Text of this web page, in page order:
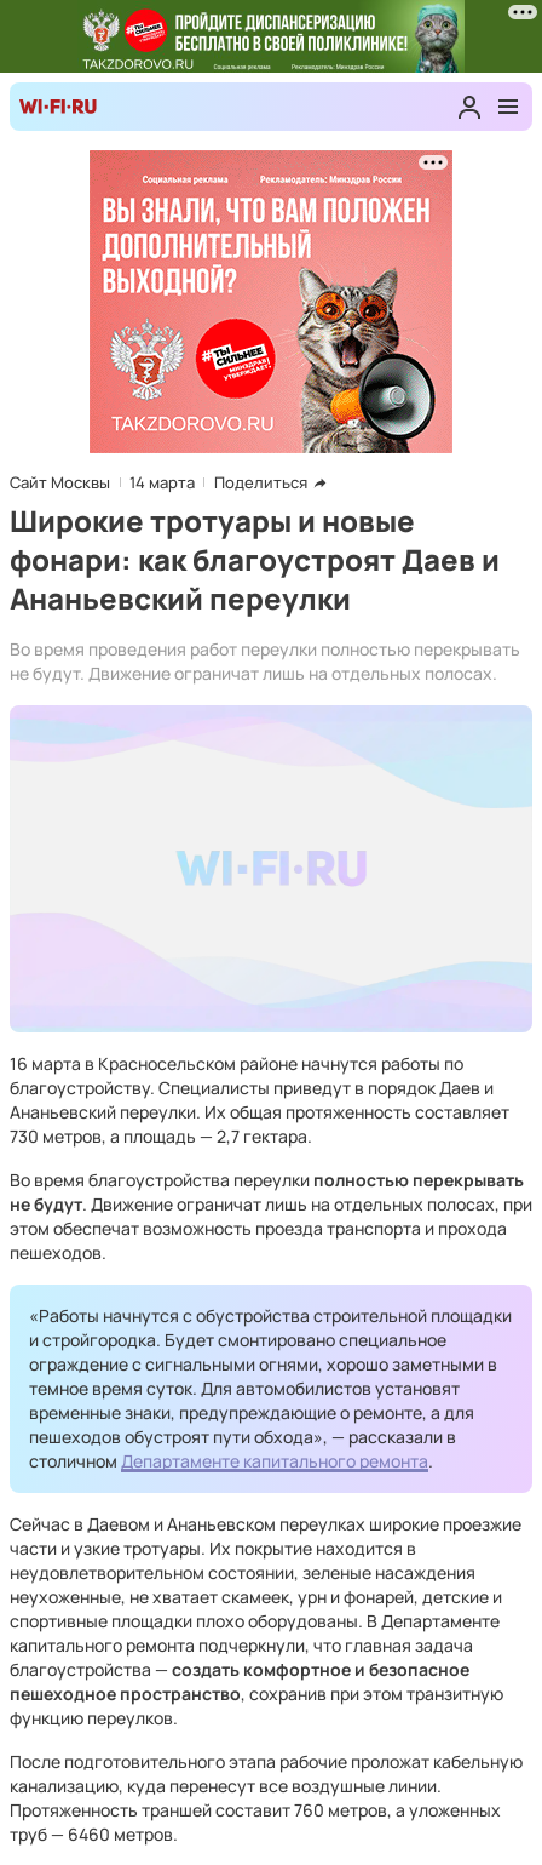
Сайт Москвы 14 марта Поделиться
Широкие тротуары и новые
фонари: как благоустроят Даев и
Ананьевский переулки
Во время проведения работ переулки полностью перекрывать
не будут. Движение ограничат лишь на отдельных полосах.
16 марта в Красносельском районе начнутся работы по
благоустройству. Специалисты приведут в порядок Даев и
Ананьевский переулки. Их общая протяженность составляет
730 метров, а площадь — 2,7 гектара.
Во время благоустройства переулки полностью перекрывать
не будут. Движение ограничат лишь на отдельных полосах, при
этом обеспечат возможность проезда транспорта и прохода
пешеходов.
«Работы начнутся с обустройства строительной площадки
и стройгородка. Будет смонтировано специальное
ограждение с сигнальными огнями, хорошо заметными в
темное время суток. Для автомобилистов установят
временные знаки, предупреждающие о ремонте, а для
пешеходов обустроят пути обхода», — рассказали в
столичном Департаменте капитального ремонта.
Сейчас в Даевом и Ананьевском переулках широкие проезжие
части и узкие тротуары. Их покрытие находится в
неудовлетворительном состоянии, зеленые насаждения
неухоженные, не хватает скамеек, урн и фонарей, детские и
спортивные площадки плохо оборудованы. В Департаменте
капитального ремонта подчеркнули, что главная задача
благоустройства — создать комфортное и безопасное
пешеходное пространство, сохранив при этом транзитную
функцию переулков.
После подготовительного этапа рабочие проложат кабельную
канализацию, куда перенесут все воздушные линии.
Протяженность траншей составит 760 метров, а уложенных
труб — 6460 метров.